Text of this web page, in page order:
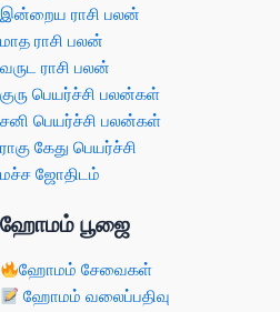
இன்றைய ராசி பலன்
மாத ராசி பலன்
வருட ராசி பலன்
குரு பெயர்ச்சி பலன்கள்
சனி பெயர்ச்சி பலன்கள்
ராகு கேது பெயர்ச்சி
மச்ச ஜோதிடம்
ஹோமம் பூஜை
ஹோமம் சேவைகள்
ஹோமம் வலைப்பதிவு